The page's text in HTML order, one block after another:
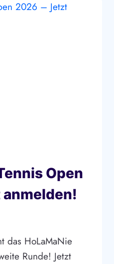
Open
das HoLaMaNie
Runde! Jetzt